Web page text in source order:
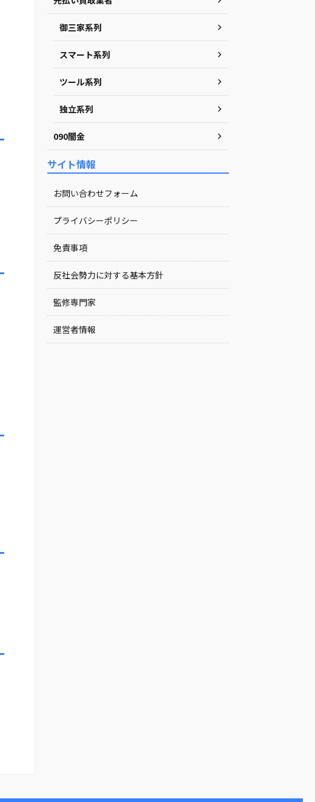
御三家系列
スマート系列
ツール系列
独立系列
090闇金
サイト情報
お問い合わせフォーム
プライバシーポリシー
免責事項
反社会勢力に対する基本方針
監修専門家
運営者情報